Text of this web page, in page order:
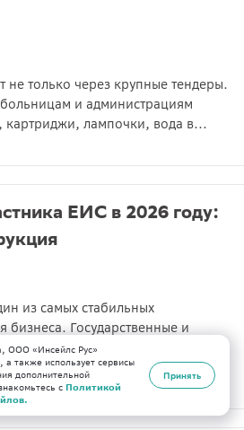
не только через крупные тендеры.
и администрациям
картриджи, лампочки, вода в...
ЕИС в 2026 году:
из самых стабильных
бизнеса. Государственные и
покупают товары, работы и
ООО «Инсейлс Рус»
также использует сервисы
дополнительной
с Политикой
Принять